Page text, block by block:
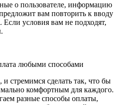
о пользователе, информацию
вам повторить к вводу
условия вам не подходят,
стремимся сделать так, что бы
комфортным для каждого.
разные способы оплаты,